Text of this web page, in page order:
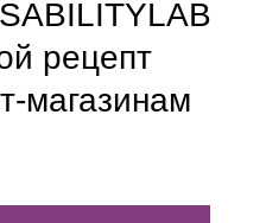
рецепт
магазинам